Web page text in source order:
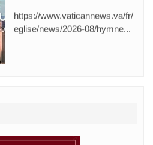
https://www.vaticannews.va/fr/
eglise/news/2026-08/hymne...